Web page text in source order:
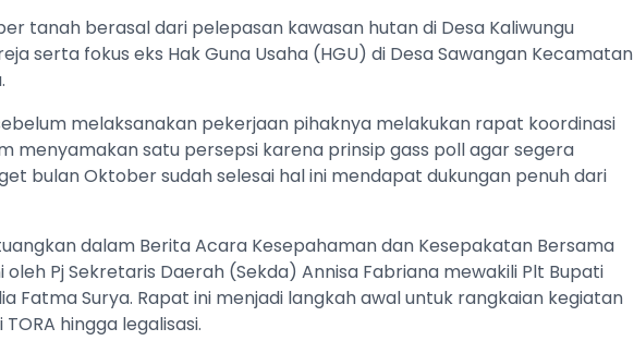
tanah berasal dari pelepasan kawasan hutan di Desa Kaliwungu
serta fokus eks Hak Guna Usaha (HGU) di Desa Sawangan Kecamatan
melaksanakan pekerjaan pihaknya melakukan rapat koordinasi
menyamakan satu persepsi karena prinsip gass poll agar segera
bulan Oktober sudah selesai hal ini mendapat dukungan penuh dari
dalam Berita Acara Kesepahaman dan Kesepakatan Bersama
Pj Sekretaris Daerah (Sekda) Annisa Fabriana mewakili Plt Bupati
Fatma Surya. Rapat ini menjadi langkah awal untuk rangkaian kegiatan
hingga legalisasi.